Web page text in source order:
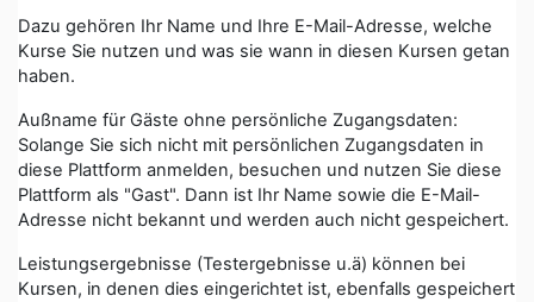
Dazu gehören Ihr Name und Ihre E-Mail-Adresse, welche
Kurse Sie nutzen und was sie wann in diesen Kursen getan
haben.
Außname für Gäste ohne persönliche Zugangsdaten:
Solange Sie sich nicht mit persönlichen Zugangsdaten in
diese Plattform anmelden, besuchen und nutzen Sie diese
Plattform als "Gast". Dann ist Ihr Name sowie die E-Mail-
Adresse nicht bekannt und werden auch nicht gespeichert.
Leistungsergebnisse (Testergebnisse u.ä) können bei
Kursen, in denen dies eingerichtet ist, ebenfalls gespeichert